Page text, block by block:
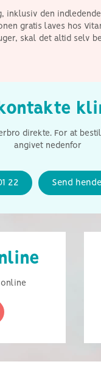
den
gratis laves hos
skal det altid selv
direkte. For at
angivet nedenfor
22 Send